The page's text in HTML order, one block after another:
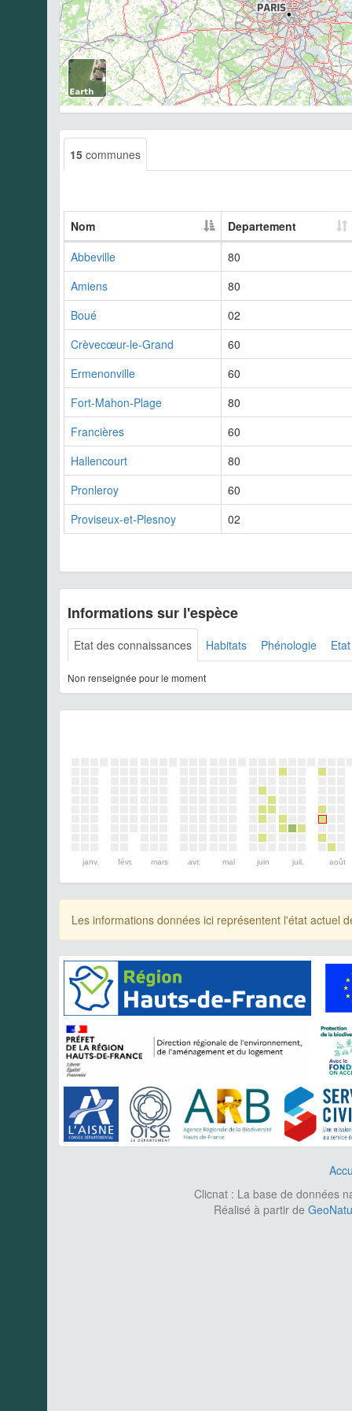
15 communes
Nom
Departement
Abbeville
80
Amiens
80
Boué
02
Crèvecœur-le-Grand
60
Ermenonville
60
Fort-Mahon-Plage
80
Francières
60
Hallencourt
80
Pronleroy
60
Proviseux-et-Plesnoy
02
Informations sur l'espèce
Etat des connaissances Habitats Phénologie
Non renseignée pour le moment
janv. févr. mars avr. mai juin juil. août
Les informations données ici représentent l'état actuel
Clicnat : La base de données
Réalisé à partir de